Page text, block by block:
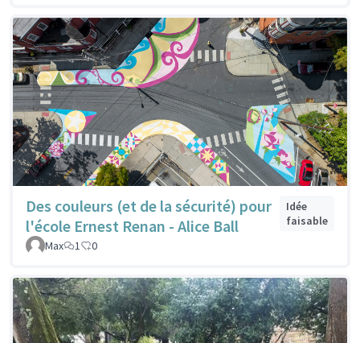
Des couleurs (et de la sécurité) pour
l'école Ernest Renan - Alice Ball
Idée
faisable
Max
1 0